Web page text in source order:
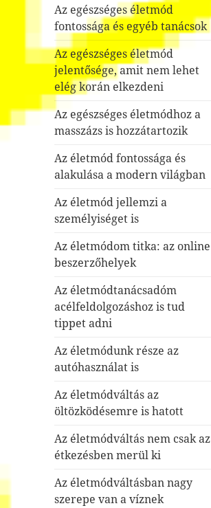
Az egészséges életmód
fontossága és egyéb tanácsok
Az egészséges életmód
jelentősége, amit nem lehet
elég korán elkezdeni
Az egészséges életmódhoz a
masszázs is hozzátartozik
Az életmód fontossága és
alakulása a modern világban
Az életmód jellemzi a
személyiséget is
Az életmódom titka: az online
beszerzőhelyek
Az életmódtanácsadóm
acélfeldolgozáshoz is tud
tippet adni
Az életmódunk része az
autóhasználat is
Az életmódváltás az
öltözködésemre is hatott
Az életmódváltás nem csak az
étkezésben merül ki
Az életmódváltásban nagy
szerepe van a víznek